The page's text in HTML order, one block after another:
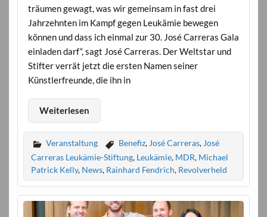
träumen gewagt, was wir gemeinsam in fast drei
Jahrzehnten im Kampf gegen Leukämie bewegen
können und dass ich einmal zur 30. José Carreras Gala
einladen darf“, sagt José Carreras. Der Weltstar und
Stifter verrät jetzt die ersten Namen seiner
Künstlerfreunde, die ihn in
Weiterlesen
Veranstaltung Benefiz, José Carreras, José
Carreras Leukämie-Stiftung, Leukämie, MDR, Michael
Patrick Kelly, News, Rainhard Fendrich, Revolverheld